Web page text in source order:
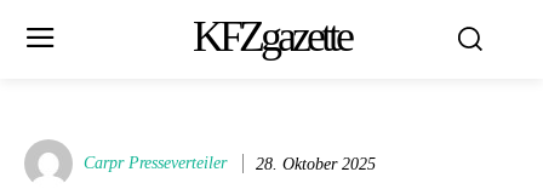
KFZgazette
Carpr Presseverteiler 28. Oktober 2025